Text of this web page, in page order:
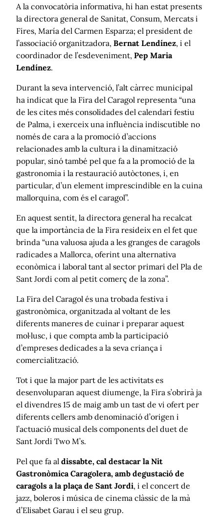
A la convocatòria informativa, hi han estat presents
la directora general de Sanitat, Consum, Mercats i
Fires, María del Carmen Esparza; el president de
l’associació organitzadora, Bernat Lendínez, i el
coordinador de l’esdeveniment, Pep Maria
Lendínez.
Durant la seva intervenció, l’alt càrrec municipal
ha indicat que la Fira del Caragol representa “una
de les cites més consolidades del calendari festiu
de Palma, i exerceix una influència indiscutible no
només de cara a la promoció d’accions
relacionades amb la cultura i la dinamització
popular, sinó també pel que fa a la promoció de la
gastronomia i la restauració autòctones, i, en
particular, d’un element imprescindible en la cuina
mallorquina, com és el caragol”.
En aquest sentit, la directora general ha recalcat
que la importància de la Fira resideix en el fet que
brinda “una valuosa ajuda a les granges de caragols
radicades a Mallorca, oferint una alternativa
econòmica i laboral tant al sector primari del Pla de
Sant Jordi com al petit comerç de la zona”.
La Fira del Caragol és una trobada festiva i
gastronòmica, organitzada al voltant de les
diferents maneres de cuinar i preparar aquest
mol·lusc, i que compta amb la participació
d’empreses dedicades a la seva criança i
comercialització.
Tot i que la major part de les activitats es
desenvoluparan aquest diumenge, la Fira s’obrirà ja
el divendres 15 de maig amb un tast de vi ofert per
diferents cellers amb denominació d’origen i
l’actuació musical dels components del duet de
Sant Jordi Two M’s.
Pel que fa al dissabte, cal destacar la Nit
Gastronòmica Caragolera, amb degustació de
caragols a la plaça de Sant Jordi, i el concert de
jazz, boleros i música de cinema clàssic de la mà
d’Elisabet Garau i el seu grup.